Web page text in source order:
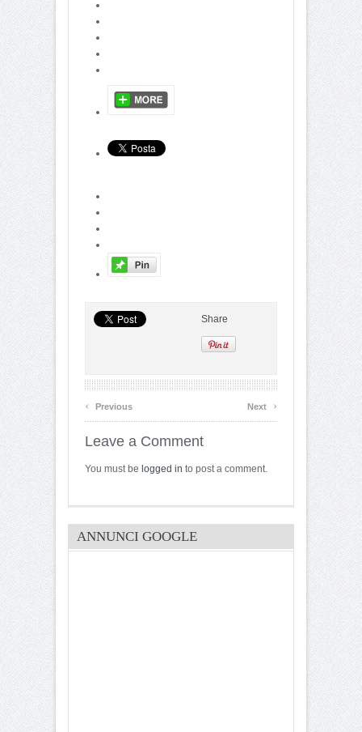
Share
‹ Previous Next ›
Leave a Comment
You must be logged in to post a comment.
ANNUNCI GOOGLE